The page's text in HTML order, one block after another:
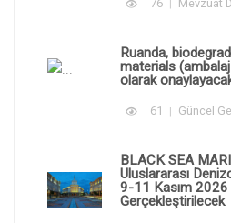
76 Mevzuat
Ruanda,
materials
olarak
61 Güncel
BLACK SEA
Uluslararası
9-11 Kasım 2026
Gerçekleştirilecek